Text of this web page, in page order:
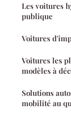
Les voitures
publique
Voitures
Voitures les
modèles à
Solutions
mobilité au